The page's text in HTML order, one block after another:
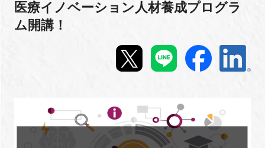
マイページ
プログラム
医療イノベーション人材養成プログラ
ム開講！